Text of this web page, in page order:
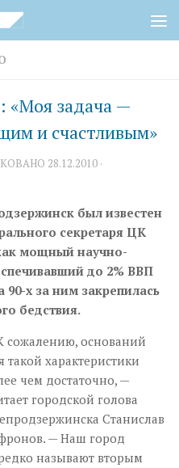
«Моя задача —
и счастливым»
28.12.2010 ·
был известен
секретаря ЦК
мощный научно-
до 2% ВВП
90-х за ним закрепилась
бедствия.
сожалению, оснований
такой характеристики
чем достаточно, —
городской голова
Станислав
— Наш город
называют вторым